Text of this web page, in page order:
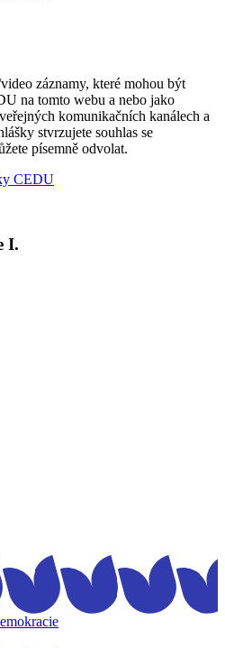
záznamy, které mohou být
na tomto webu a nebo jako
komunikačních kanálech a
stvrzujete souhlas se
písemně odvolat.
CEDU
I.